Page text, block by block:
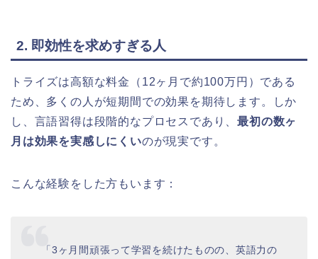
2. 即効性を求めすぎる人
トライズは高額な料金（12ヶ月で約100万円）である
ため、多くの人が短期間での効果を期待します。しか
し、言語習得は段階的なプロセスであり、最初の数ヶ
月は効果を実感しにくいのが現実です。
こんな経験をした方もいます：
「3ヶ月間頑張って学習を続けたものの、英語力の